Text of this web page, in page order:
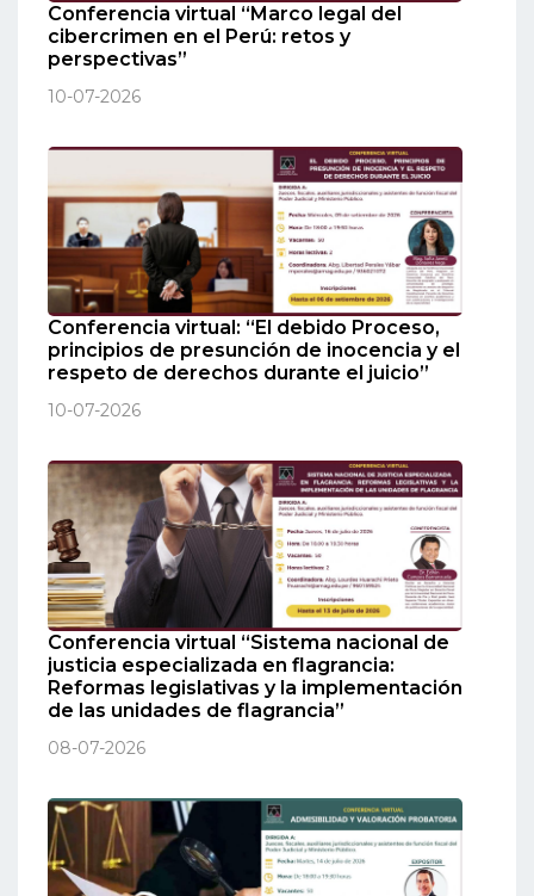
Conferencia virtual “Marco legal del
cibercrimen en el Perú: retos y
perspectivas”
10-07-2026
Conferencia virtual: “El debido Proceso,
principios de presunción de inocencia y el
respeto de derechos durante el juicio”
10-07-2026
Conferencia virtual “Sistema nacional de
justicia especializada en flagrancia:
Reformas legislativas y la implementación
de las unidades de flagrancia”
08-07-2026